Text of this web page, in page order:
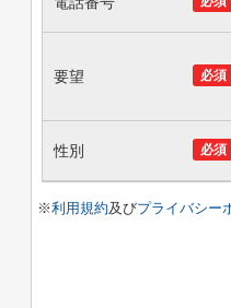
必須
要望
必須
性別
※利用規約及びプライバシー